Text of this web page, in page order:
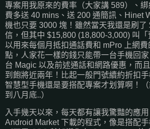
專案用我原來的費率（大家講 589）、
費多送 40 mins、送 200 通簡訊、Hinet
機也只要 3000 塊！雖然當天我還是刷了
信，但其中 $15,800 (18,800-3,000) 叫
以用來每個月抵扣通話費和 mPro 上網
點，人家花一樣的錢只能帶一台手機回
台 Magic 以及前述通話和網路優惠，而
到飽將近兩年！比起一般門號續約折扣
智慧型手機還是要搭配專案才划算啊！
到八月底..）
入手幾天以來，每天都有讓我驚豔的應
Android Market 下載的程式，像是搭配